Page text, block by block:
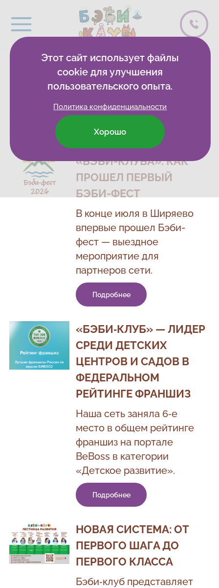
Новости
Развивающие клубы
Москва
Клуб Саларьево
НОВАЯ ТРАДИЦИЯ
«БЭБИ-КЛУБА»: КАК
ПРОШЕЛ ПЕРВЫЙ
БЭБИ-ФЕСТ
В конце июля в Ширяево
впервые прошел Бэби-
фест — выездное
мероприятие для
партнеров сети.
Подробнее
«БЭБИ‑КЛУБ» — ЛИДЕР
СРЕДИ ДЕТСКИХ
ЦЕНТРОВ И САДОВ В
ФЕДЕРАЛЬНОМ
РЕЙТИНГЕ ФРАНШИЗ
Наша сеть заняла 6‑е
место в общем рейтинге
франшиз на портале
BeBoss в категории
«Детское развитие».
Подробнее
НОВАЯ СИСТЕМА: ОТ
ПЕРВОГО ШАГА ДО
ПЕРВОГО КЛАССА
Бэби‑клуб представляет
Этот сайт использует файлы
cookie для улучшения
пользовательского опыта.
Политика конфиденциальности
Хорошо